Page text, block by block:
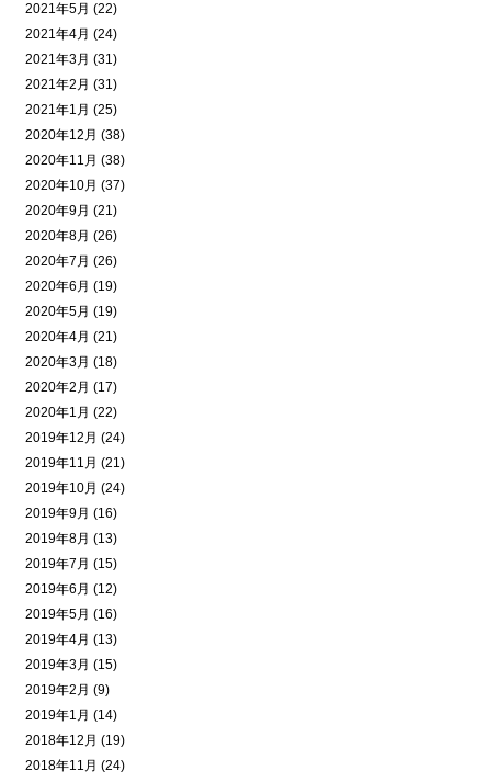
2021年5月 (22)
2021年4月 (24)
2021年3月 (31)
2021年2月 (31)
2021年1月 (25)
2020年12月 (38)
2020年11月 (38)
2020年10月 (37)
2020年9月 (21)
2020年8月 (26)
2020年7月 (26)
2020年6月 (19)
2020年5月 (19)
2020年4月 (21)
2020年3月 (18)
2020年2月 (17)
2020年1月 (22)
2019年12月 (24)
2019年11月 (21)
2019年10月 (24)
2019年9月 (16)
2019年8月 (13)
2019年7月 (15)
2019年6月 (12)
2019年5月 (16)
2019年4月 (13)
2019年3月 (15)
2019年2月 (9)
2019年1月 (14)
2018年12月 (19)
2018年11月 (24)